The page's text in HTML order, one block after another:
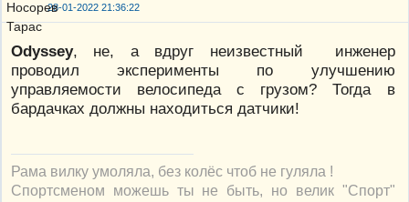
28-01-2022 21:36:22
Odyssey, не, а вдруг неизвестный инженер
проводил эксперименты по улучшению
управляемости велосипеда с грузом? Тогда в
бардачках должны находиться датчики!
Рама вилку умоляла, без колёс чтоб не гуляла !
Спортсменом можешь ты не быть, но велик "Спорт"